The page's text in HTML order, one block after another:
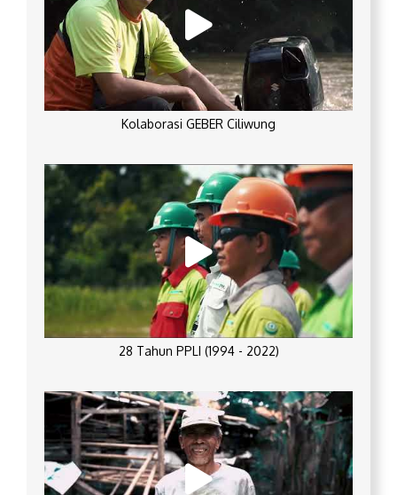
Kolaborasi GEBER Ciliwung
28 Tahun PPLI (1994 - 2022)